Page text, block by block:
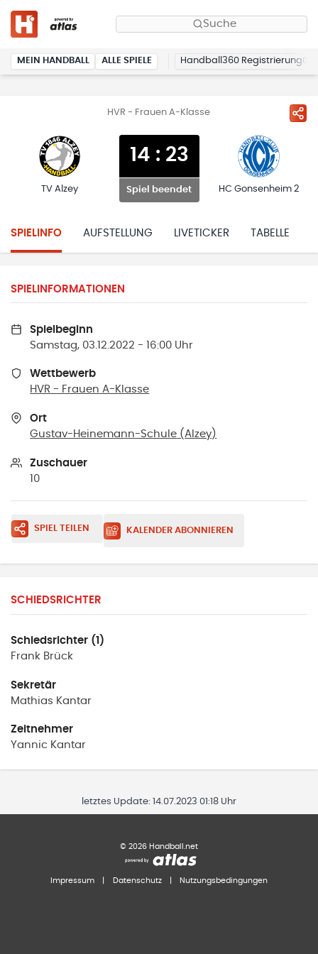
Suche
MEIN HANDBALL ALLE SPIELE Handball360 Registrierung
HVR - Frauen A-Klasse
TV Alzey
14 : 23
Spiel beendet HC Gonsenheim 2
SPIELINFO AUFSTELLUNG LIVETICKER TABELLE
SPIELINFORMATIONEN
Spielbeginn
Samstag, 03.12.2022 - 16:00 Uhr
Wettbewerb
HVR - Frauen A-Klasse
Ort
Gustav-Heinemann-Schule (Alzey)
Zuschauer
10
SPIEL TEILEN KALENDER ABONNIEREN
SCHIEDSRICHTER
Schiedsrichter (1)
Frank Brück
Sekretär
Mathias Kantar
Zeitnehmer
Yannic Kantar
letztes Update: 14.07.2023 01:18 Uhr
© 2026 Handball.net
Impressum Datenschutz Nutzungsbedingungen